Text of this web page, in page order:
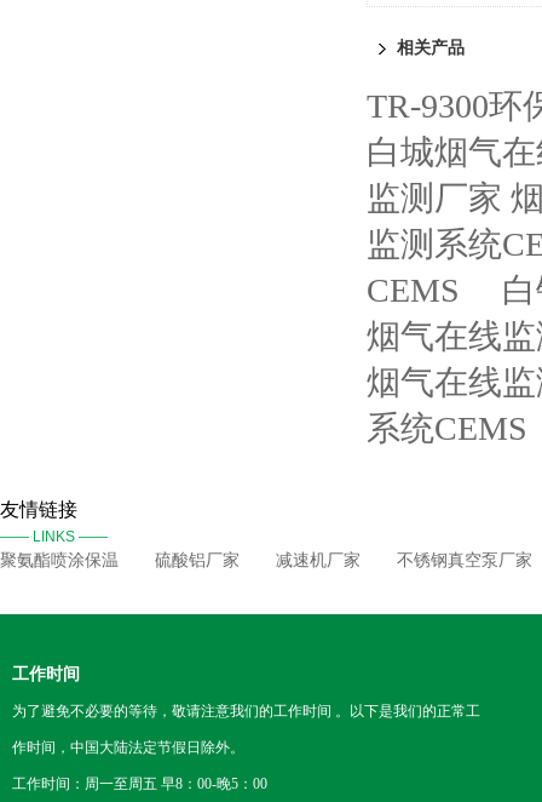
相关产品
TR-9300环
白城烟气
监测厂家
监测系统
CEMS
烟气在线
烟气在线
系统CEMS
友情链接
—— LINKS ——
聚氨酯喷涂保温 硫酸铝厂家 减速机厂家 不锈钢真空泵厂家
工作时间
为了避免不必要的等待，敬请注意我们的工作时间 。以下是我们的正常工
作时间，中国大陆法定节假日除外。
工作时间：周一至周五 早8：00-晚5：00